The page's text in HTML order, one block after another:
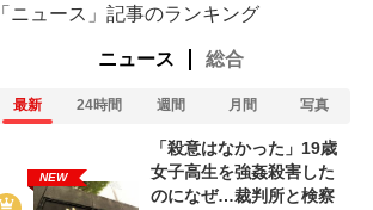
「ニュース」記事のランキング
ニュース 総合
最新 24時間 週間 月間 写真
NEW
「殺意はなかった」19歳
女子高生を強姦殺害した
のになぜ…裁判所と検察